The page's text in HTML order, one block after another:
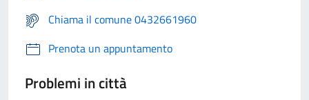
Chiama il comune 0432661960
Prenota un appuntamento
Problemi in città